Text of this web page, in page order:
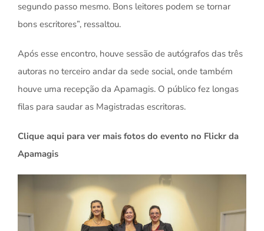
segundo passo mesmo. Bons leitores podem se tornar
bons escritores”, ressaltou.
Após esse encontro, houve sessão de autógrafos das três
autoras no terceiro andar da sede social, onde também
houve uma recepção da Apamagis. O público fez longas
filas para saudar as Magistradas escritoras.
Clique aqui para ver mais fotos do evento no Flickr da
Apamagis